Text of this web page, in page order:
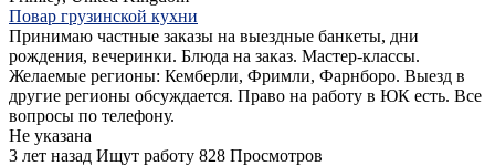
Повар грузинской кухни
Принимаю частные заказы на выездные банкеты, дни
рождения, вечеринки. Блюда на заказ. Мастер-классы.
Желаемые регионы: Кемберли, Фримли, Фарнборо. Выезд в
другие регионы обсуждается. Право на работу в ЮК есть. Все
вопросы по телефону.
Не указана
3 лет назад Ищут работу 828 Просмотров